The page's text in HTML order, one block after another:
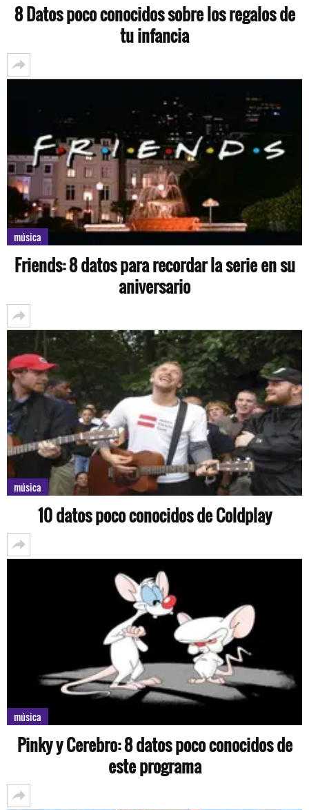
8 Datos poco conocidos sobre los regalos de
tu infancia
música
Friends: 8 datos para recordar la serie en su
aniversario
música
10 datos poco conocidos de Coldplay
música
Pinky y Cerebro: 8 datos poco conocidos de
este programa